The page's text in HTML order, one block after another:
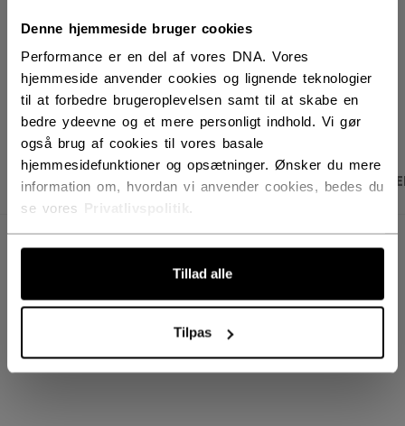
Denne hjemmeside bruger cookies
Performance er en del af vores DNA. Vores
hjemmeside anvender cookies og lignende teknologier
til at forbedre brugeroplevelsen samt til at skabe en
bedre ydeevne og et mere personligt indhold. Vi gør
også brug af cookies til vores basale
hjemmesidefunktioner og opsætninger. Ønsker du mere
information om, hvordan vi anvender cookies, bedes du
se vores
.
Tillad alle
Tilpas
Leveringsvilkår Gratis retur
ÅBN SOCIALE
PRODUKTBILLEDER SPECIFIKATIONER
SPECIFIKATIONER
COLLECTION
SEP